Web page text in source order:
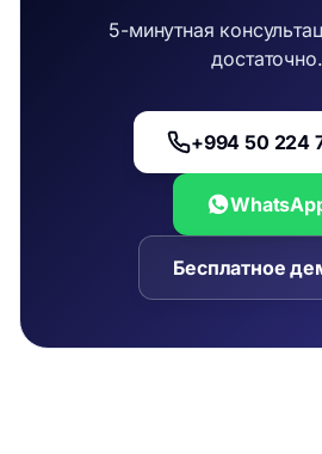
5-минутная
достаточно.
+994 50 224
Бесплатное